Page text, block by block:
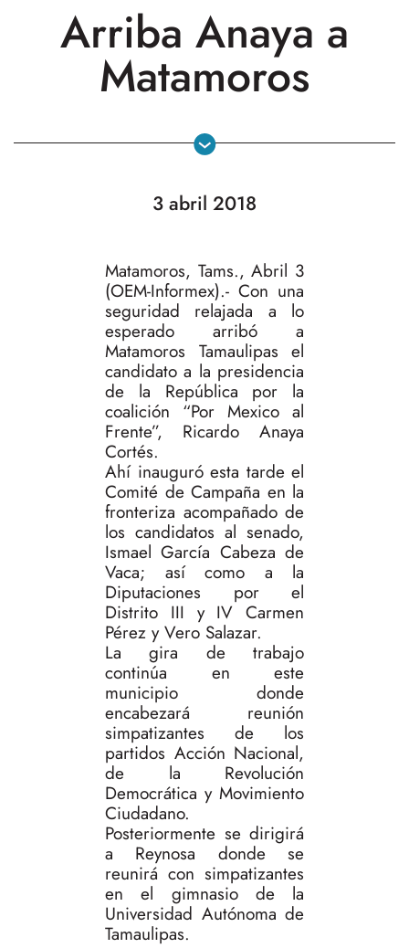
Arriba Anaya a
Matamoros
3 abril 2018
Matamoros, Tams., Abril 3
(OEM-Informex).- Con una
seguridad relajada a lo
esperado arribó a
Matamoros Tamaulipas el
candidato a la presidencia
de la República por la
coalición “Por Mexico al
Frente”, Ricardo Anaya
Cortés.
Ahí inauguró esta tarde el
Comité de Campaña en la
fronteriza acompañado de
los candidatos al senado,
Ismael García Cabeza de
Vaca; así como a la
Diputaciones por el
Distrito III y IV Carmen
Pérez y Vero Salazar.
La gira de trabajo
continúa en este
municipio donde
encabezará reunión
simpatizantes de los
partidos Acción Nacional,
de la Revolución
Democrática y Movimiento
Ciudadano.
Posteriormente se dirigirá
a Reynosa donde se
reunirá con simpatizantes
en el gimnasio de la
Universidad Autónoma de
Tamaulipas.